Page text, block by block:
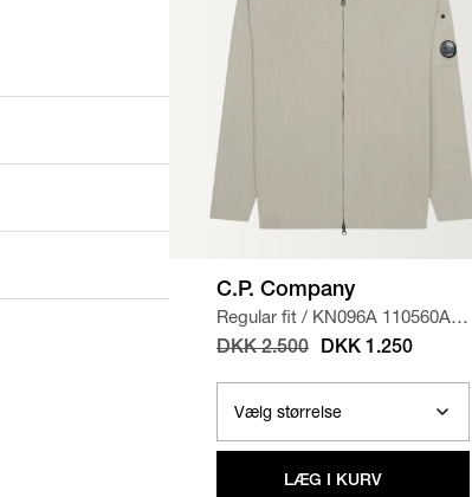
C.P. Company
Regular fit / KN096A 110560A
STRIK
SAND
DKK 2.500 DKK 1.250
LÆG I KURV